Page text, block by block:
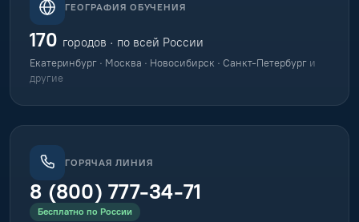
ГЕОГРАФИЯ ОБУЧЕНИЯ
170 городов · по всей России
Екатеринбург · Москва · Новосибирск · Санкт-Петербург и
другие
ГОРЯЧАЯ ЛИНИЯ
8 (800) 777-34-71
Бесплатно по России